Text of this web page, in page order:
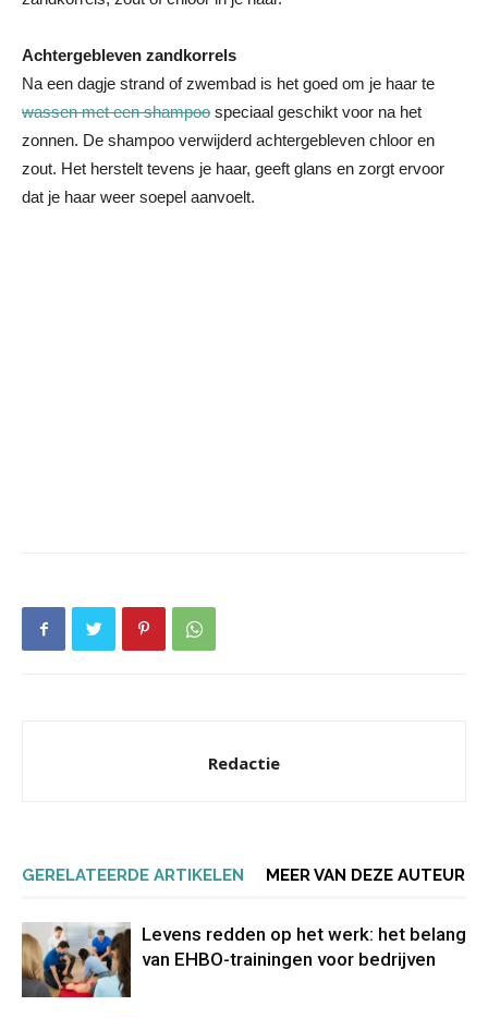
Achtergebleven zandkorrels
Na een dagje strand of zwembad is het goed om je haar te
wassen met een shampoo speciaal geschikt voor na het
zonnen. De shampoo verwijderd achtergebleven chloor en
zout. Het herstelt tevens je haar, geeft glans en zorgt ervoor
dat je haar weer soepel aanvoelt.
Redactie
GERELATEERDE ARTIKELEN MEER VAN DEZE AUTEUR
Levens redden op het werk: het belang
van EHBO-trainingen voor bedrijven